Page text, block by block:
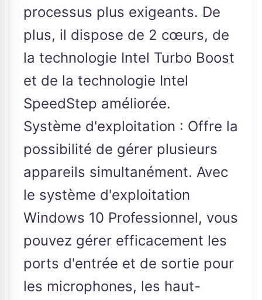
processus plus exigeants. De
plus, il dispose de 2 cœurs, de
la technologie Intel Turbo Boost
et de la technologie Intel
SpeedStep améliorée.
Système d'exploitation : Offre la
possibilité de gérer plusieurs
appareils simultanément. Avec
le système d'exploitation
Windows 10 Professionnel, vous
pouvez gérer efficacement les
ports d'entrée et de sortie pour
les microphones, les haut-